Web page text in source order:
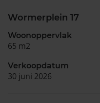
Wormerplein 17
Woonoppervlak
65 m2
Verkoopdatum
30 juni 2026